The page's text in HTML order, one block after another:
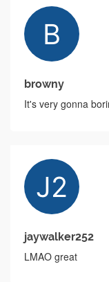
browny
It's very gonna
jaywalker252
LMAO great